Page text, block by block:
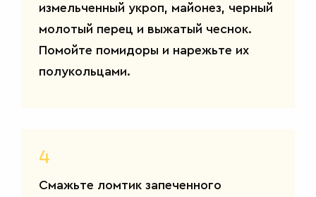
САЛАТЫ
измельченный укроп, майонез, черный
молотый перец и выжатый чеснок.
Помойте помидоры и нарежьте их
полукольцами.
4
Смажьте ломтик запеченного